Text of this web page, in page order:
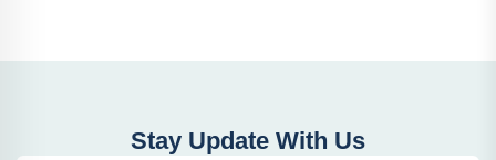
Stay Update With Us